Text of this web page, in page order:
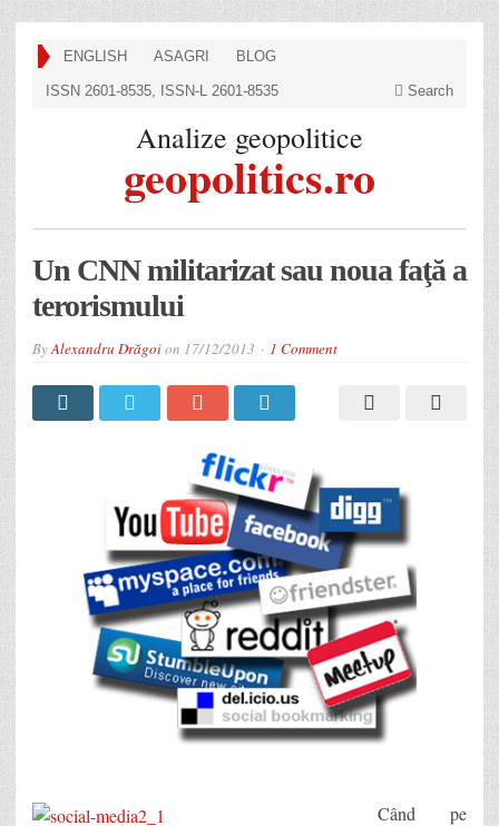
ENGLISH ASAGRI BLOG
ISSN 2601-8535, ISSN-L 2601-8535 Search
Analize geopolitice
geopolitics.ro
Un CNN militarizat sau noua faţă a
terorismului
ByAlexandru Drăgoion 17/12/2013 1 Comment
Când pe